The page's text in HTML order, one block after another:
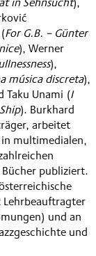
For G.B. – Günter
), Werner
),
música discreta),
Taku Unami (I
). Burkhard
arbeitet
in multimedialen,
publiziert.
Lehrbeauftragter
und an
und